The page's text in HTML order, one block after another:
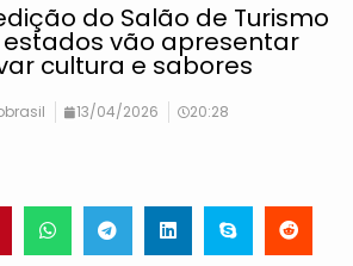
do Salão de Turismo
estados vão apresentar
cultura e sabores
13/04/2026 20:28